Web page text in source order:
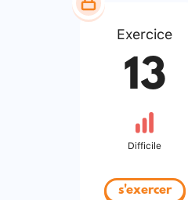
Exercice
13
Difficile
s'exercer